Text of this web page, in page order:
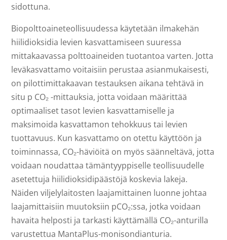
sidottuna.
Biopolttoaineteollisuudessa käytetään ilmakehän
hiilidioksidia levien kasvattamiseen suuressa
mittakaavassa polttoaineiden tuotantoa varten. Jotta
leväkasvattamo voitaisiin perustaa asianmukaisesti,
on pilottimittakaavan testauksen aikana tehtävä in
situ p CO₂ -mittauksia, jotta voidaan määrittää
optimaaliset tasot levien kasvattamiselle ja
maksimoida kasvattamon tehokkuus tai levien
tuottavuus. Kun kasvattamo on otettu käyttöön ja
toiminnassa, CO₂-häviöitä on myös säänneltävä, jotta
voidaan noudattaa tämäntyyppiselle teollisuudelle
asetettuja hiilidioksidipäästöjä koskevia lakeja.
Näiden viljelylaitosten laajamittainen luonne johtaa
laajamittaisiin muutoksiin pCO₂:ssa, jotka voidaan
havaita helposti ja tarkasti käyttämällä CO₂-anturilla
varustettua MantaPlus-monisondianturia.